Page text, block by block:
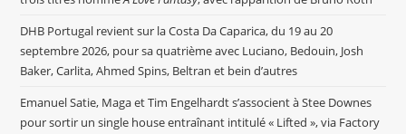
DHB Portugal revient sur la Costa Da Caparica, du 19 au 20
septembre 2026, pour sa quatrième avec Luciano, Bedouin, Josh
Baker, Carlita, Ahmed Spins, Beltran et bein d’autres
Emanuel Satie, Maga et Tim Engelhardt s’associent à Stee Downes
pour sortir un single house entraînant intitulé « Lifted », via Factory